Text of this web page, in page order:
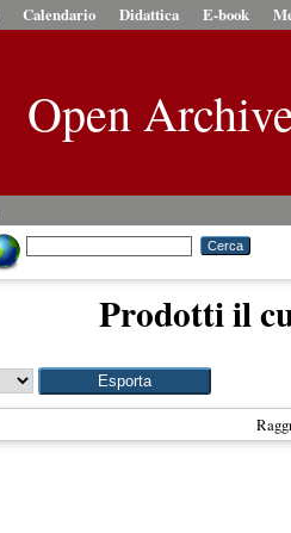
Calendario Didattica E-book
Open
Prodotti il